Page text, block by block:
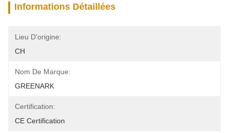
Informations Détaillées
Lieu D'origine:
CH
Nom De Marque:
GREENARK
Certification:
CE Certification